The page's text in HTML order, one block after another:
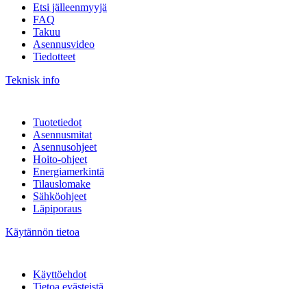
Etsi jälleenmyyjä
FAQ
Takuu
Asennusvideo
Tiedotteet
Teknisk info
Tuotetiedot
Asennusmitat
Asennusohjeet
Hoito-ohjeet
Energiamerkintä
Tilauslomake
Sähköohjeet
Läpiporaus
Käytännön tietoa
Käyttöehdot
Tietoa evästeistä